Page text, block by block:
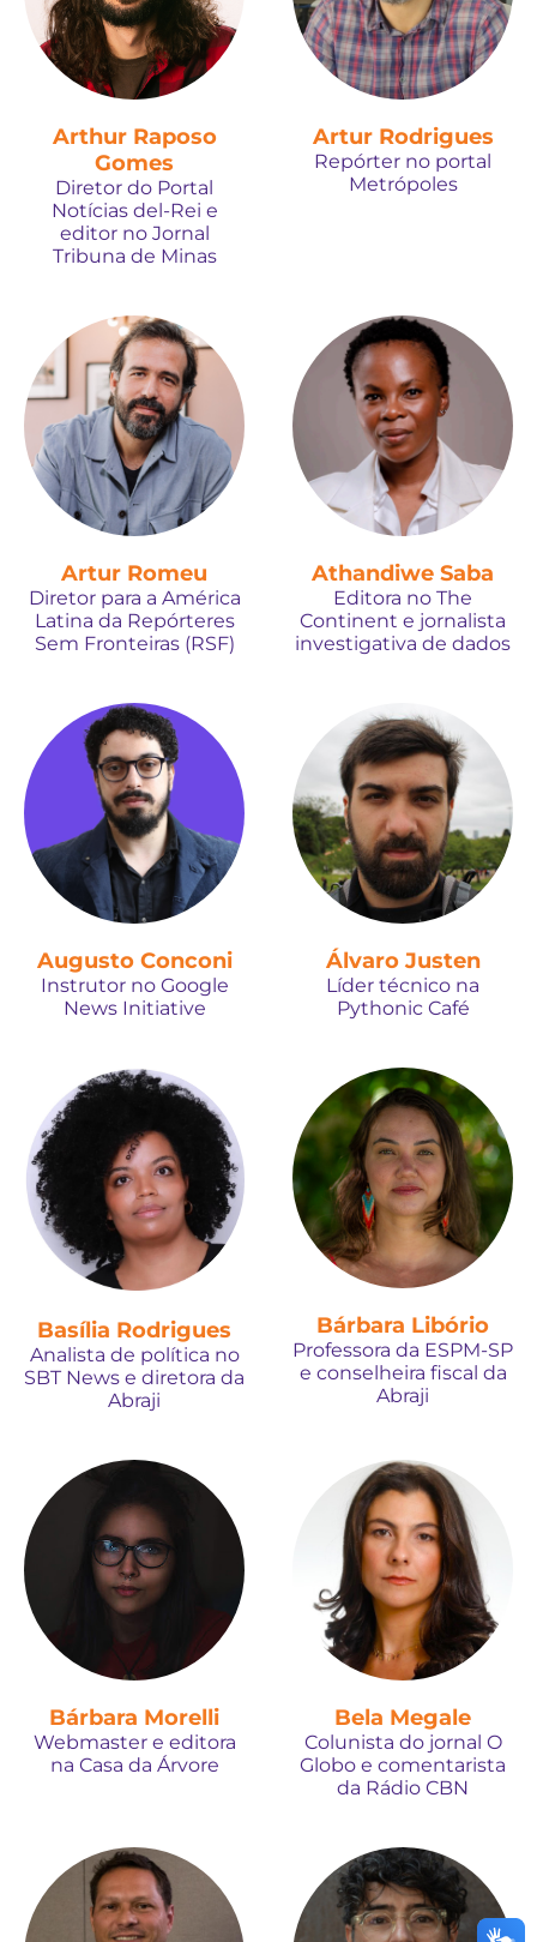
Arthur Raposo
Gomes
Diretor do Portal
Notícias del-Rei e
editor no Jornal
Tribuna de Minas
Artur Rodrigues
Repórter no portal
Metrópoles
Artur Romeu
Diretor para a América
Latina da Repórteres
Sem Fronteiras (RSF)
Athandiwe Saba
Editora no The
Continent e jornalista
investigativa de dados
Augusto Conconi
Instrutor no Google
News Initiative
Álvaro Justen
Líder técnico na
Pythonic Café
Basília Rodrigues
Analista de política no
SBT News e diretora da
Abraji
Bárbara Libório
Professora da ESPM-SP
e conselheira fiscal da
Abraji
Bárbara Morelli
Webmaster e editora
na Casa da Árvore
Bela Megale
Colunista do jornal O
Globo e comentarista
da Rádio CBN